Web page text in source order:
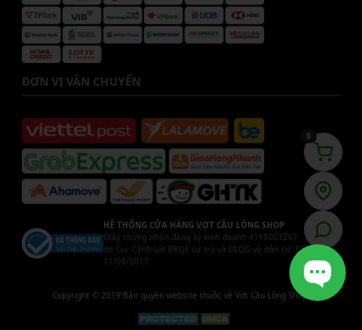
ĐƠN VỊ VẬN CHUYỂN
HỆ THỐNG CỬA HÀNG VỢT CẦU LÔNG SHOP
Giấy chứng nhận đăng ký kinh doanh 41Y8003247
do Cục Cảnh sát ĐKQL cư trú và DLQG về dân cư. Cấp ngày
11/08/2017
Copyright © 2019 Bản quyền website thuộc về Vợt Cầu Lông Shop.
0